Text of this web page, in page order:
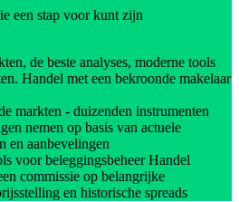
een stap voor kunt zijn
de beste analyses, moderne tools
Handel met een bekroonde makelaar
markten - duizenden instrumenten
nemen op basis van actuele
en aanbevelingen
voor beleggingsbeheer Handel
commissie op belangrijke
en historische spreads